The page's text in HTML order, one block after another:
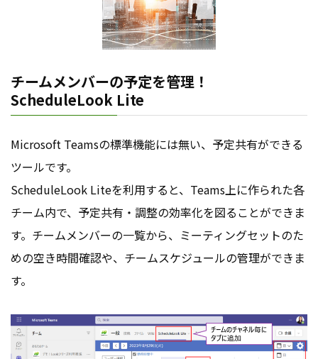
チームメンバーの予定を管理！
ScheduleLook Lite
Microsoft Teamsの標準機能には無い、予定共有ができる
ツールです。
ScheduleLook Liteを利用すると、Teams上に作られた各
チーム内で、予定共有・調整の効率化を図ることができま
す。チームメンバーの一覧から、ミーティングセットのた
めの空き時間確認や、チームスケジュールの管理ができま
す。